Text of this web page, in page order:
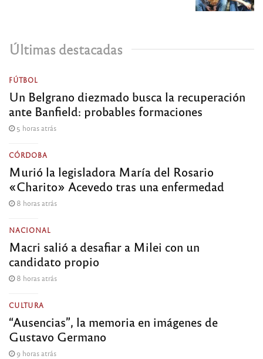
Últimas destacadas
FÚTBOL
Un Belgrano diezmado busca la recuperación
ante Banfield: probables formaciones
5 horas atrás
CÓRDOBA
Murió la legisladora María del Rosario
«Charito» Acevedo tras una enfermedad
8 horas atrás
NACIONAL
Macri salió a desafiar a Milei con un
candidato propio
8 horas atrás
CULTURA
“Ausencias”, la memoria en imágenes de
Gustavo Germano
9 horas atrás